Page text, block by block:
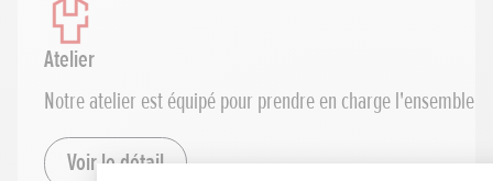
Atelier
Notre atelier est équipé pour prendre en charge l'ensemble
Voir le détail